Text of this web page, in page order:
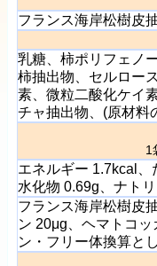
フランス海岸松樹皮
乳糖、柿ポリフェノ
柿抽出物、セルロー
素、微粒二酸化ケイ
チャ抽出物、(原材料
1
エネルギー 1.7kcal
水化物 0.69g、ナト
フランス海岸松樹皮
ン 20μg、ヘマトコ
ン・フリー体換算と